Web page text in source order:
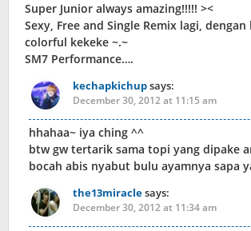
Super Junior always amazing!!!!! ><
Sexy, Free and Single Remix lagi, dengan
colorful kekeke ~.~
SM7 Performance….
kechapkichupsays:
December 30, 2012 at 11:15 am
hhahaa~ iya ching ^^
btw gw tertarik sama topi yang dipake
bocah abis nyabut bulu ayamnya sapa ya
the13miraclesays:
December 30, 2012 at 11:34 am